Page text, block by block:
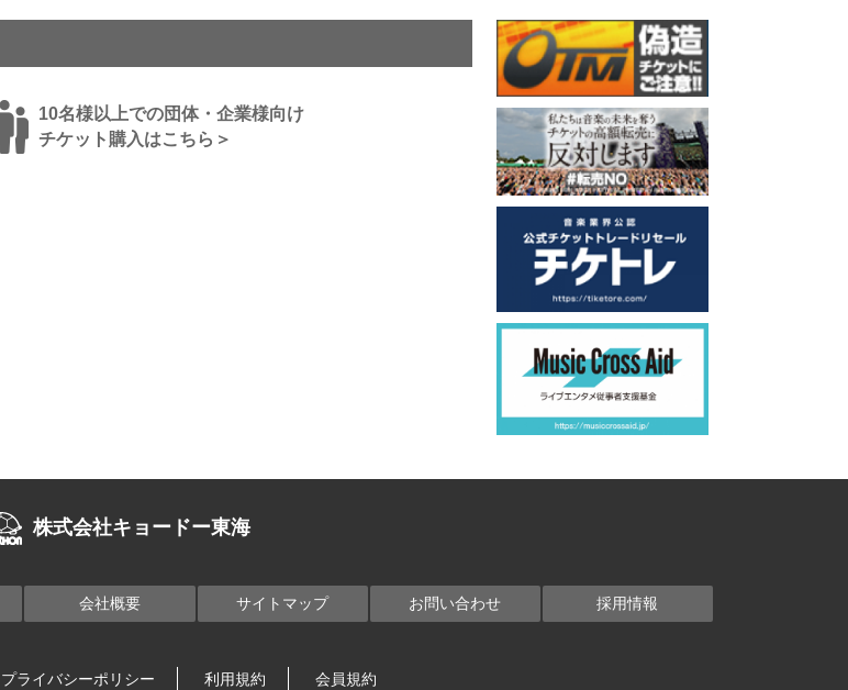
10名様以上での団体・企業様向け
チケット購入はこちら＞
株式会社キョードー東海
会社概要 サイトマップ お問い合わせ 採用情報
プライバシーポリシー 利用規約 会員規約